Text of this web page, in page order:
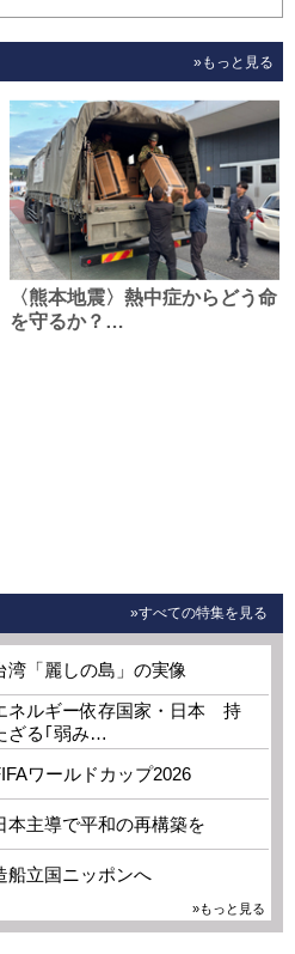
»もっと見る
〈熊本地震〉熱中症からどう命
を守るか？…
»すべての特集を見る
湾「麗しの島」の実像
ネルギー依存国家・日本 持
ざる｢弱み…
ワールドカップ2026
本主導で平和の再構築を
船立国ニッポンへ
»もっと見る